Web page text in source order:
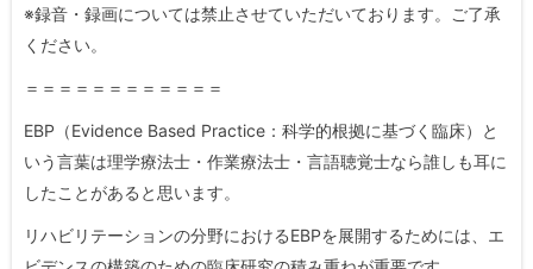
※録音・録画については禁止させていただいております。ご了承
ください。
＝＝＝＝＝＝＝＝＝＝＝＝
EBP（Evidence Based Practice：科学的根拠に基づく臨床）と
いう言葉は理学療法士・作業療法士・言語聴覚士なら誰しも耳に
したことがあると思います。
リハビリテーションの分野におけるEBPを展開するためには、エ